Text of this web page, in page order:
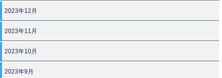
2023年12月
2023年11月
2023年10月
2023年9月